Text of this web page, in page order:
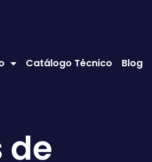
Catálogo Técnico Blog
de